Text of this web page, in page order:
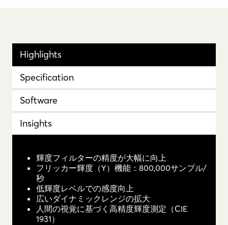
Highlights
Specification
Software
Insights
輝度フィルターの精度が大幅に向上
フリッカー輝度（Y）機能：800,000サンプル/
秒
低輝度レベルでの感度向上
広いダイナミックレンジの拡大
人間の視覚に基づく高精度輝度測定（CIE
1931）